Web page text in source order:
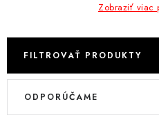
TIPY NA DARČEKY
PAMÄŤOVÉ KARTY A DISKY
Zobraziť viac
FILTROVAŤ PRODUKTY
V
R
ODPORÚČAME